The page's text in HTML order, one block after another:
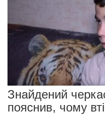
Знайдений
пояснив, чому